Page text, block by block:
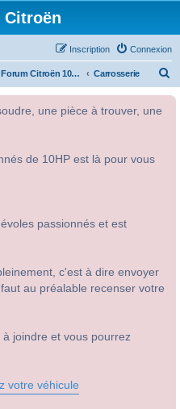
Citroën
Connexion
Inscription
Forum Citroën 10HP Carrosserie
une pièce à trouver, une
de 10HP est là pour vous
passionnés et est
c'est à dire envoyer
au préalable recenser votre
joindre et vous pourrez
votre véhicule